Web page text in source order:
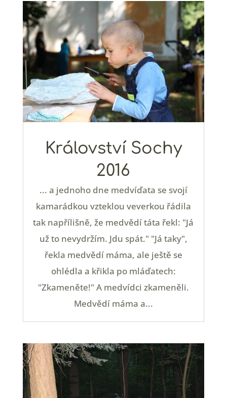
Království Sochy
2016
... a jednoho dne medvíďata se svojí
kamarádkou vzteklou veverkou řádila
tak napřílišně, že medvědí táta řekl: "Já
už to nevydržím. Jdu spát." "Já taky",
řekla medvědí máma, ale ještě se
ohlédla a křikla po mláďatech:
"Zkameněte!" A medvídci zkameněli.
Medvědí máma a...